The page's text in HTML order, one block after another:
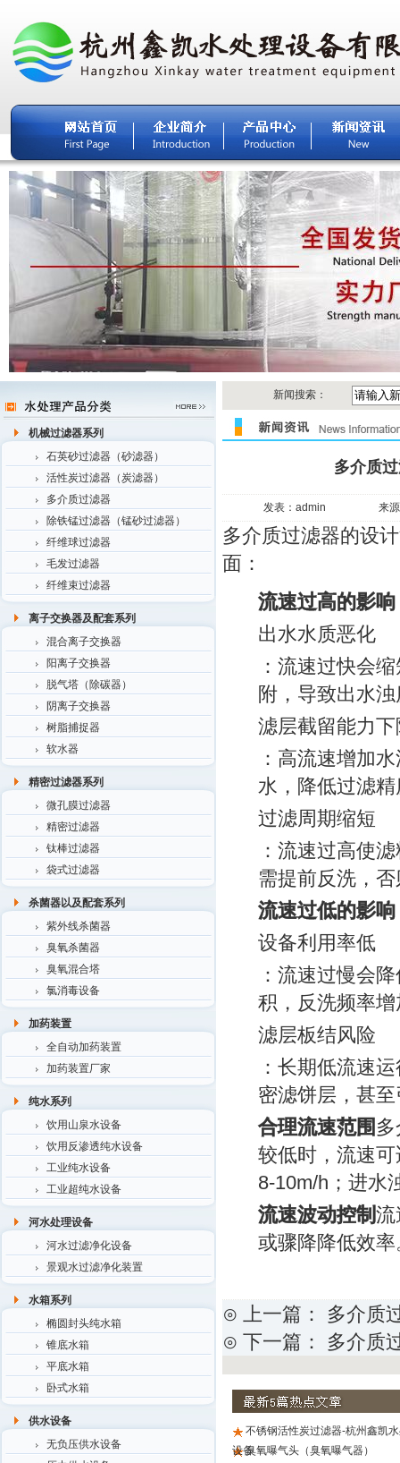
机械过滤器系列
石英砂过滤器（砂滤器）
活性炭过滤器（炭滤器）
多介质过滤器
除铁锰过滤器（锰砂过滤器）
纤维球过滤器
毛发过滤器
纤维束过滤器
离子交换器及配套系列
混合离子交换器
阳离子交换器
脱气塔（除碳器）
阴离子交换器
树脂捕捉器
软水器
精密过滤器系列
微孔膜过滤器
精密过滤器
钛棒过滤器
袋式过滤器
杀菌器以及配套系列
紫外线杀菌器
臭氧杀菌器
臭氧混合塔
氯消毒设备
加药装置
全自动加药装置
加药装置厂家
纯水系列
饮用山泉水设备
饮用反渗透纯水设备
工业纯水设备
工业超纯水设备
河水处理设备
河水过滤净化设备
景观水过滤净化装置
水箱系列
椭圆封头纯水箱
锥底水箱
平底水箱
卧式水箱
供水设备
无负压供水设备
新闻搜索：
多介质
发表：admin 来
多介质过滤器的设
面：
流速过高的影响
出水水质恶化
：流速过快会
附，导致出水
滤层截留能力下
：高流速增加
水，降低过滤精
过滤周期缩短
：流速过高使
需提前反洗，
流速过低的影响
设备利用率低
：流速过慢会
积，反洗频率增
滤层板结风险
：长期低流速
密滤饼层，甚
合理流速范围
较低时，流速
8-10m/h；进水
流速波动控制 流
或骤降降低效率
⊙ 上一篇： 多介质
⊙ 下一篇： 多介质
不锈钢活性炭过滤器-杭州鑫凯
设备臭氧曝气头（臭氧曝气器）